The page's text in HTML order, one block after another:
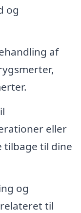
og
af
eller
tilbage til dine
og
til